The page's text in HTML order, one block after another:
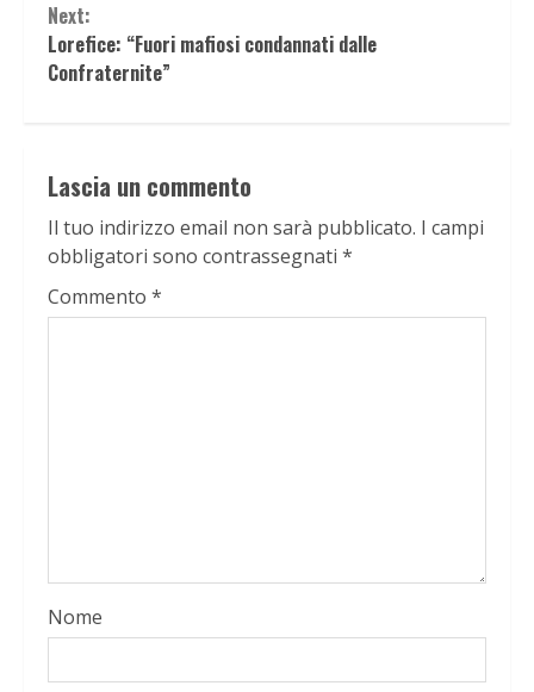
Next:
Lorefice: “Fuori mafiosi condannati dalle
Confraternite”
Lascia un commento
Il tuo indirizzo email non sarà pubblicato. I campi
obbligatori sono contrassegnati *
Commento *
Nome